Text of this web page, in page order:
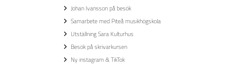
Johan Ivansson på besök
Samarbete med Piteå musikhögskola
Utställning Sara Kulturhus
Besök på skrivarkursen
Ny instagram & TikTok